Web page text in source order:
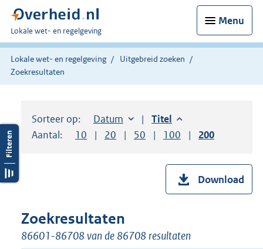
Menu
U
bent
hier:
Lokale wet- en regelgeving
Lokale wet- en regelgeving
Uitgebreid zoeken
Zoekresultaten
Sorteer op: Sorteer op:
Datum aflopendSorteer op:
Titel aflopend
Aantal:
Toon
10 resultaten per pagina
Toon
20 resultaten per pagina
Toon
50 resultaten per pagina
Toon
100 resultaten per
Toon
200
Download
Zoekresultaten
86601-86708 van de 86708 resultaten